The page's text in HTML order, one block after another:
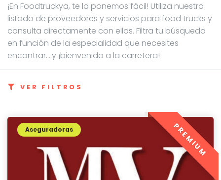
¡En Foodtruckya, te lo ponemos fácil! Utiliza nuestro
listado de proveedores y servicios para food trucks y
consulta directamente con ellos. Filtra tu búsqueda
en función de la especialidad que necesites
encontrar....y ¡bienvenido a la carretera!
VER FILTROS
Aseguradoras PREMIUM